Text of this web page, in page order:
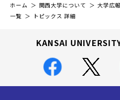
ホーム 関西大学について 大学広
一覧
トピックス 詳細
KANSAI